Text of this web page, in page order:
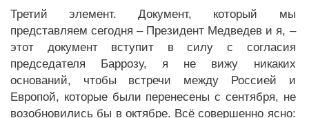
Третий элемент. Документ, который мы
представляем сегодня – Президент Медведев и я, –
этот документ вступит в силу с согласия
председателя Баррозу, я не вижу никаких
оснований, чтобы встречи между Россией и
Европой, которые были перенесены с сентября, не
возобновились бы в октябре. Всё совершенно ясно: